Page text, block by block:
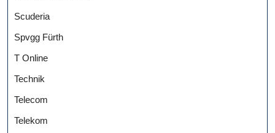
Scuderia
Spvgg Fürth
T Online
Technik
Telecom
Telekom